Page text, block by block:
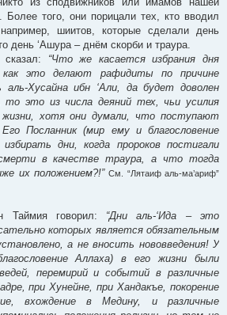
того, они порицали тех, кто вводил
шиитов, которые сделали день
день ‘Ашура – днём скорби и траура.
“Что же касается избрания дня
это делают рафидиты по причине
Хусайна ибн ‘Али, да будет доволен
это из числа деяний тех, чьи усилия
жизни, хотя они думали, что поступают
Посланник (мир ему и благословение
дни, когда пророков постигали
в качестве траура, а что тогда
их положением?!” См. “Лятаиф аль-ма’ариф”
Таймия говорил: “Дни аль-‘Ида – это
которых является обязательным
а не вносить нововведения! У
Аллаха) в его жизни были
перемирий и событий в различные
при Хунейне, при Хандакъе, покорение
вхождение в Медину, и различные